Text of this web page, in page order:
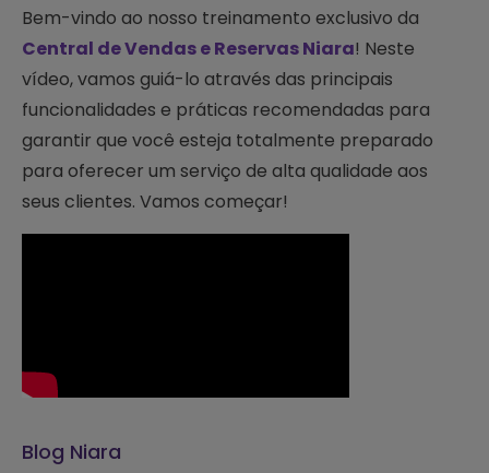
Bem-vindo ao nosso treinamento exclusivo da
Central de Vendas e Reservas Niara! Neste
vídeo, vamos guiá-lo através das principais
funcionalidades e práticas recomendadas para
garantir que você esteja totalmente preparado
para oferecer um serviço de alta qualidade aos
seus clientes. Vamos começar!
Blog Niara